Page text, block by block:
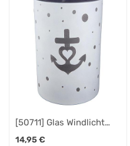
[50711] Glas Windlicht
"Anker"
14,95€